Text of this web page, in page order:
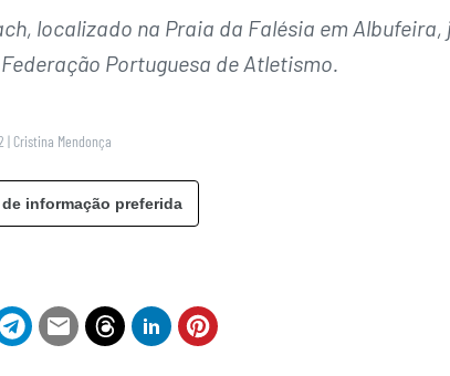
localizado na Praia da Falésia em Albufeira,
Portuguesa de Atletismo.
| Cristina Mendonça
informação preferida